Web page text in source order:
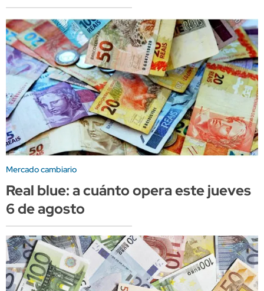
Mercado cambiario
Real blue: a cuánto opera este jueves
6 de agosto